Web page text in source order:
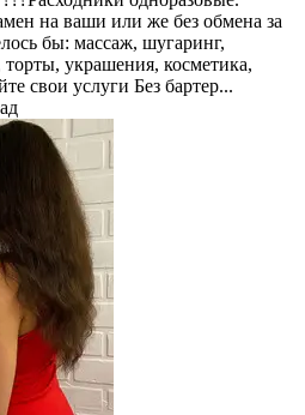
на ваши или же без обмена за
бы: массаж, шугаринг,
украшения, косметика,
свои услуги Без бартер...